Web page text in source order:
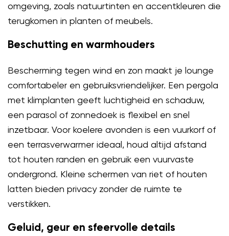
omgeving, zoals natuurtinten en accentkleuren die
terugkomen in planten of meubels.
Beschutting en warmhouders
Bescherming tegen wind en zon maakt je lounge
comfortabeler en gebruiksvriendelijker. Een pergola
met klimplanten geeft luchtigheid en schaduw,
een parasol of zonnedoek is flexibel en snel
inzetbaar. Voor koelere avonden is een vuurkorf of
een terrasverwarmer ideaal, houd altijd afstand
tot houten randen en gebruik een vuurvaste
ondergrond. Kleine schermen van riet of houten
latten bieden privacy zonder de ruimte te
verstikken.
Geluid, geur en sfeervolle details